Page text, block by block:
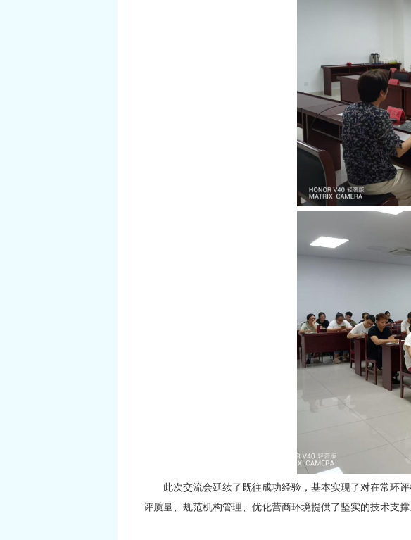
此次交流会延续了既往成功经验，基本实现了对在常环
评质量、规范机构管理、优化营商环境提供了坚实的技术支撑